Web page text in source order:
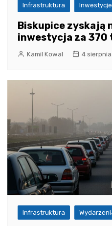
Infrastruktura Inwestycje
Biskupice zyskają
inwestycja za 370
Kamil Kowal 4
Infrastruktura